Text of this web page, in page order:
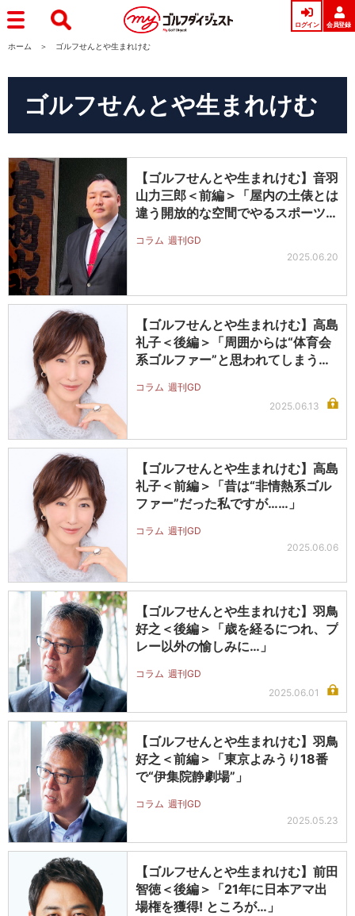
ログイン 会員登録
ホーム ゴルフせんとや生まれけむ
ゴルフせんとや生まれけむ
【ゴルフせんとや生まれけむ】音羽
山力三郎＜前編＞「屋内の土俵とは
違う開放的な空間でやるスポーツに
コラム 週刊GD
2025.06.20
【ゴルフせんとや生まれけむ】高島
礼子＜後編＞「周囲からは“体育会
系ゴルファー”と思われてしまうん
コラム 週刊GD
2025.06.13
【ゴルフせんとや生まれけむ】高島
礼子＜前編＞「昔は“非情熱系ゴル
ファー”だった私ですが……」
コラム 週刊GD
2025.06.06
【ゴルフせんとや生まれけむ】羽鳥
好之＜後編＞「歳を経るにつれ、プ
レー以外の愉しみに…」
コラム 週刊GD
2025.06.01
【ゴルフせんとや生まれけむ】羽鳥
好之＜前編＞「東京よみうり18番
で“伊集院静劇場”」
コラム 週刊GD
2025.05.23
【ゴルフせんとや生まれけむ】前田
智徳＜後編＞「21年に日本アマ出
場権を獲得! ところが…」